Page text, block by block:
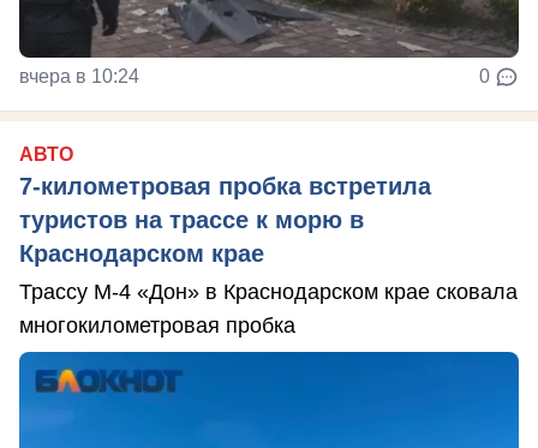
вчера в 10:24 0
АВТО
7-километровая пробка встретила
туристов на трассе к морю в
Краснодарском крае
Трассу М-4 «Дон» в Краснодарском крае сковала
многокилометровая пробка